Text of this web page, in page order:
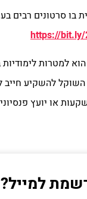
בו סרטונים רבים
https://bit.ly/
למטרות לימודיות
להשקיע חייב
או יועץ
למייל?